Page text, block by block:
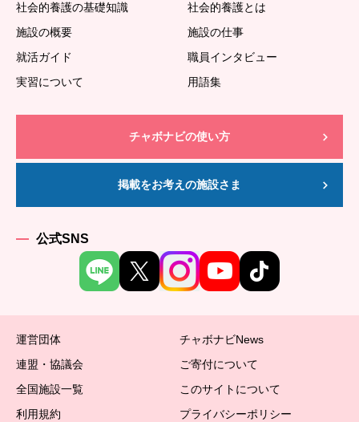
社会的養護の基礎知識
社会的養護とは
施設の概要
施設の仕事
就活ガイド
職員インタビュー
実習について
用語集
チャボナビの使い方
掲載をお考えの施設さま
公式SNS
運営団体
チャボナビNews
連盟・協議会
ご寄付について
全国施設一覧
このサイトについて
利用規約
プライバシーポリシー